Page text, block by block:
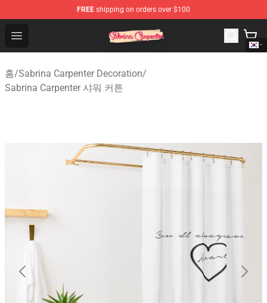
FREE shipping on orders over $100
Open menu
Sabrina Carpenter Shop - Official Sabrina Carpenter
홈/Sabrina Carpenter Decoration/
Sabrina Carpenter 샤워 커튼